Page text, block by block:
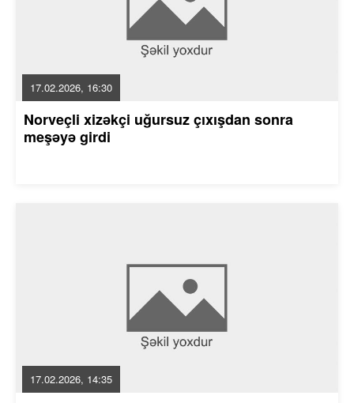
17.02.2026, 16:30
Norveçli xizəkçi uğursuz çıxışdan sonra
meşəyə girdi
17.02.2026, 14:35